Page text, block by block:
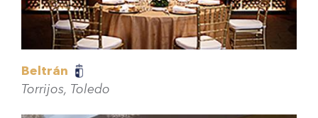
Beltrán
Torrijos, Toledo